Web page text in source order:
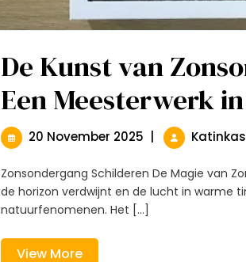
De Kunst van
Een Meesterwerk
20 November 2025 20
November
2025
Zonsondergang Schilderen De Magie van Zonsondergang Schilderen De zon die langzaam achter
de horizon verdwijnt en de lucht in warme
natuurfenomenen. Het [...]
View MoreView